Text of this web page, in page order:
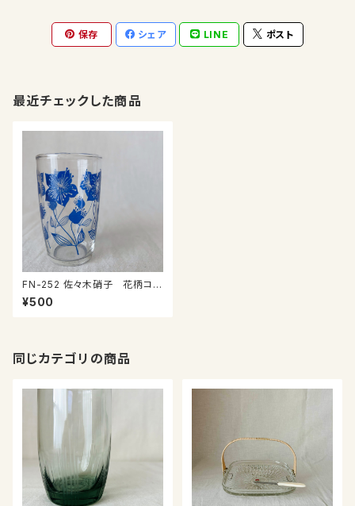
保存 シェア LINE ポスト
最近チェックした商品
FN-252 佐々木硝子 花柄コッ
プ②
¥500
同じカテゴリの商品